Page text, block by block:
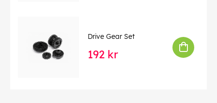
Drive Gear Set
192 kr